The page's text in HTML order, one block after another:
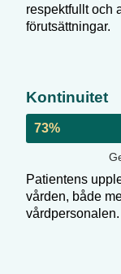
respektfullt och
förutsättningar.
Kontinuitet
73%
Patientens
vården, både
vårdpersonalen.